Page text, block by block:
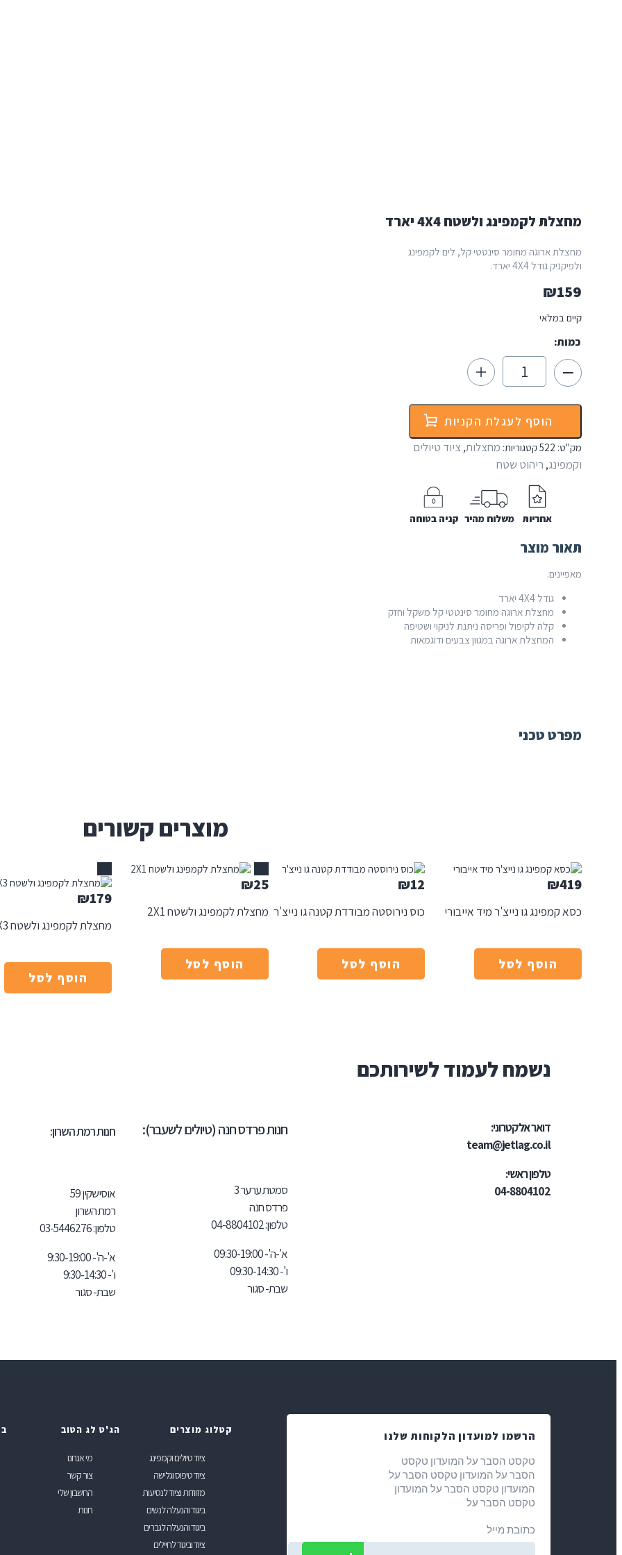
מחצלת לקמפינג ולשטח 4X4 יארד
מחצלת ארוגה מחומר סינטטי קל, לים לקמפינג
ולפיקניק גודל 4X4 יארד.
₪159
קיים במלאי
כמות:
כמות
מחצלת
לקמפינג
ולשטח
יארד
הוסף לעגלת הקניות
מק"ט: 522קטגוריות: מחצלות, ציוד טיולים
וקמפינג, ריהוט שטח
אחריות משלוח מהיר קניה בטוחה
תאור מוצר
מאפיינים:
גודל 4X4 יארד
מחצלת ארוגה מחומר סינטטי קל משקל וחזק
קלה לקיפול ופריסה ניתנת לניקוי ושטיפה
המחצלת ארוגה במגוון צבעים ודוגמאות
מפרט טכני
מוצרים קשורים
₪419
כסא קמפינג גו נייצ'ר מיד אייבורי
הוסף לסל
₪12
כוס נירוסטה מבודדת קטנה גו נייצ'ר
הוסף לסל
₪25
מחצלת לקמפינג ולשטח 2X1
הוסף לסל
₪179
מחצלת לקמפינג ולשטח 5X3 יארד
הוסף לסל
נשמח לעמוד לשירותכם
דואר אלקטרוני:
team@jetlag.co.il
טלפון ראשי:
04-8804102
חנות פרדס חנה (טיולים לשעבר):
סמטת ערער 3
פרדס חנה
טלפון:
04-8804102
א'-ה'- 09:30-19:00
ו'- 09:30-14:30
שבת- סגור
חנות רמת השרון:
אוסישקין 59
רמת השרון
טלפון:03-5446276
א'-ה'- 9:30-19:00
ו'- 9:30-14:30
שבת- סגור
הרשמו למועדון הלקוחות שלנו
טקסט הסבר על המועדון טקסט
הסבר על המועדון טקסט הסבר על
המועדון טקסט הסבר על המועדון
טקסט הסבר על
כתובת מייל
קטלוג מוצרים
ציוד טיולים וקמפינג
ציוד טיפוס וגלישה
מזוודות וציוד לנסיעות
ביגוד והנעלה לנשים
ביגוד והנעלה לגברים
ציוד וביגוד לחיילים
הג'ט לג הטוב
מי אנחנו
צור קשר
החשבון שלי
חנות